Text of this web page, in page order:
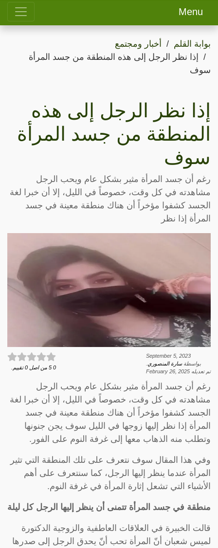
Menu
بوابة القلم
أخبار ومجتمع
إذا نظر الرجل إلى هذه المنطقة من جسد المرأة
سوف
إذا نظر الرجل إلى هذه
المنطقة من جسد المرأة
سوف
رغم أن جسد المرأة مثير بشكل عام ويحب الرجل
مشاهدته في كل وقت، خصوصاً في الليل، إلا أن خبرا لغة
الجسد كشفوا مؤخراً أن هناك منطقة معينة في جسد
المرأة إذا نظر
September 5, 2023
بواسطةسارة المنصوري
تم تعديله February 26, 2025
0
5 من اصل 0 تقييم.
رغم أن جسد المرأة مثير بشكل عام ويحب الرجل
مشاهدته في كل وقت، خصوصاً في الليل، إلا أن خبرا لغة
الجسد كشفوا مؤخراً أن هناك منطقة معينة في جسد
المرأة إذا نظر إليها زوجها في الليل سوف يجن جنونها
وتطلب منه الذهاب معها إلى غرفة النوم على الفور.
وفي هذا المقال سوف نتعرف على تلك المنطقة التي تثير
المرأة عندما ينظر إليها الرجل، كما سنتعرف على أهم
الأشياء التي تشعل إثارة المرأة في غرفة النوم.
منطقة في جسد المرأة تتمنى أن ينظر إليها الرجل كل ليلة
قالت الخبيرة في العلاقات العاطفية والزوجية الدكتورة
لميس شعبان أنّ المرأة تحب أنّ يحدق الرجل إلى صدرها